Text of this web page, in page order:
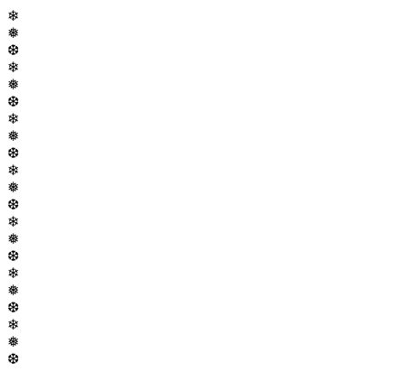
❄
❅
❆
❄
❅
❆
❄
❅
❆
❄
❅
❆
❄
❅
❆
❄
❅
❆
❄
❅
❆